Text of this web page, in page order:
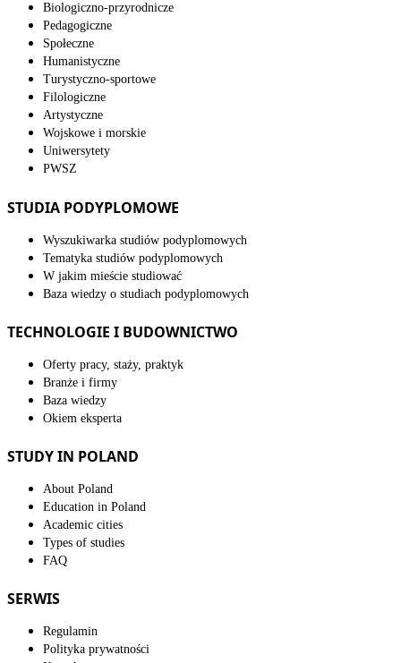
Biologiczno-przyrodnicze
Pedagogiczne
Społeczne
Humanistyczne
Turystyczno-sportowe
Filologiczne
Artystyczne
Wojskowe i morskie
Uniwersytety
PWSZ
STUDIA PODYPLOMOWE
Wyszukiwarka studiów podyplomowych
Tematyka studiów podyplomowych
W jakim mieście studiować
Baza wiedzy o studiach podyplomowych
TECHNOLOGIE I BUDOWNICTWO
Oferty pracy, staży, praktyk
Branże i firmy
Baza wiedzy
Okiem eksperta
STUDY IN POLAND
About Poland
Education in Poland
Academic cities
Types of studies
FAQ
SERWIS
Regulamin
Polityka prywatności